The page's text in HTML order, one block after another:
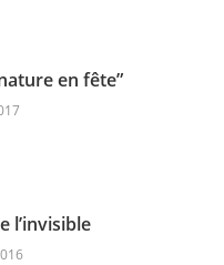
en fête”
l’invisible